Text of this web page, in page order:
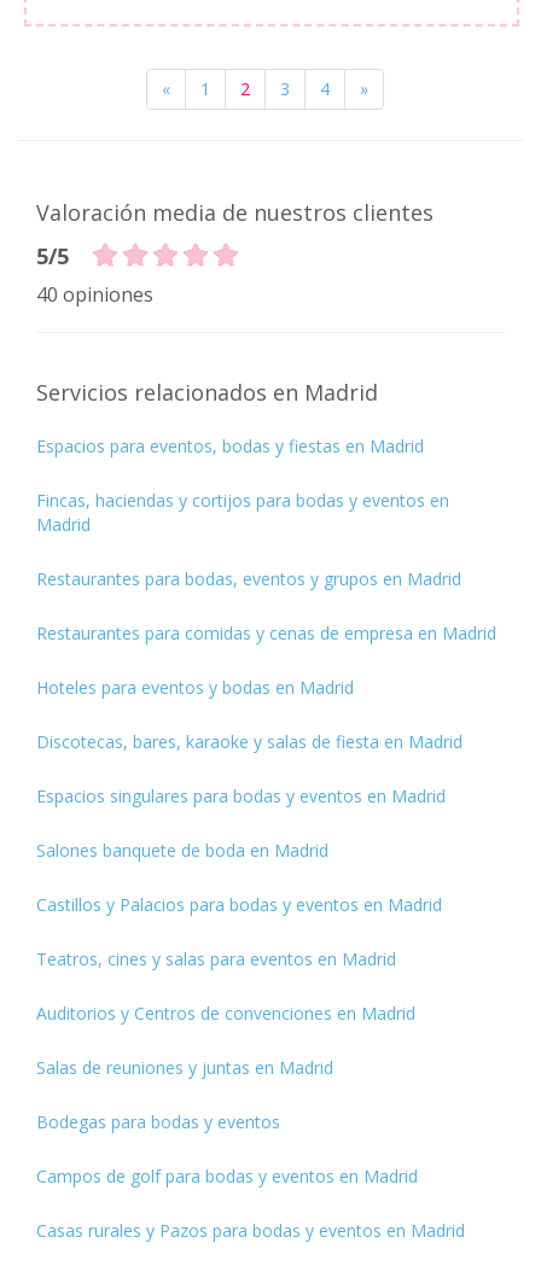
« 1 2 3 4 »
Valoración media de nuestros clientes
5/5
40 opiniones
Servicios relacionados en Madrid
Espacios para eventos, bodas y fiestas en Madrid
Fincas, haciendas y cortijos para bodas y eventos en
Madrid
Restaurantes para bodas, eventos y grupos en Madrid
Restaurantes para comidas y cenas de empresa en Madrid
Hoteles para eventos y bodas en Madrid
Discotecas, bares, karaoke y salas de fiesta en Madrid
Espacios singulares para bodas y eventos en Madrid
Salones banquete de boda en Madrid
Castillos y Palacios para bodas y eventos en Madrid
Teatros, cines y salas para eventos en Madrid
Auditorios y Centros de convenciones en Madrid
Salas de reuniones y juntas en Madrid
Bodegas para bodas y eventos
Campos de golf para bodas y eventos en Madrid
Casas rurales y Pazos para bodas y eventos en Madrid